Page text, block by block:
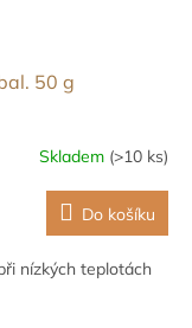
50 g
Skladem (>10 ks)
Do košíku
nízkých teplotách